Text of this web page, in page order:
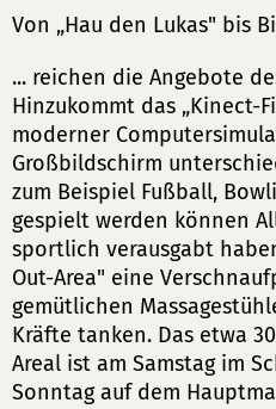
Von „Hau den Lukas" bis
... reichen die Angebote
Hinzukommt das „Kinect-
moderner
Großbildschirm
zum Beispiel Fußball,
gespielt werden können
sportlich verausgabt
Out-Area" eine
gemütlichen
Kräfte tanken. Das etwa
Areal ist am Samstag im
Sonntag auf dem